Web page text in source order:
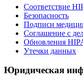
Соответствие
Безопасность
Подписи
Соглашение с
Обновления
Утечки данных
Юридическая